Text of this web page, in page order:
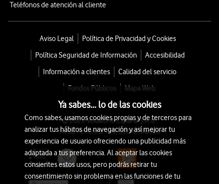
Teléfonos de atención al cliente
Aviso Legal
Política de Privacidad y Cookies
Política Seguridad de Información
Accesibilidad
Información a clientes
Calidad del servicio
Fondos Públicos
Mapa Web
© 2026 Vodafone España S.A.U.
Avda. América 115, 28042 Madrid
Ya sabes... lo de las cookies
Como sabes, usamos cookies propias y de terceros para
analizar tus hábitos de navegación y así mejorar tu
experiencia de usuario ofreciendo una publicidad más
adaptada a tus preferencia. Al aceptar las cookies
consientes estos usos, pero podrás retirar tu
consentimiento sin problema en las funciones de tu